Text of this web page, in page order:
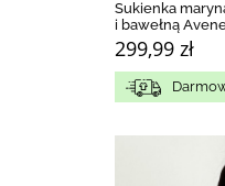
Sukienka
i bawełną
299,99 zł